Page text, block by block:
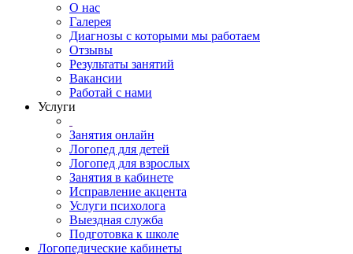
О нас
Галерея
Диагнозы с которыми мы работаем
Отзывы
Результаты занятий
Вакансии
Работай с нами
Услуги
Занятия онлайн
Логопед для детей
Логопед для взрослых
Занятия в кабинете
Исправление акцента
Услуги психолога
Выездная служба
Подготовка к школе
Логопедические кабинеты